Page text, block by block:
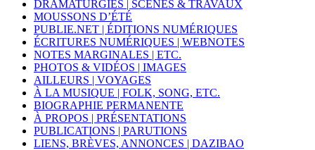
DRAMATURGIES | SCÈNES & TRAVAUX
MOUSSONS D’ÉTÉ
PUBLIE.NET | ÉDITIONS NUMÉRIQUES
ÉCRITURES NUMÉRIQUES | WEBNOTES
NOTES MARGINALES | ETC.
PHOTOS & VIDÉOS | IMAGES
AILLEURS | VOYAGES
À LA MUSIQUE | FOLK, SONG, ETC.
BIOGRAPHIE PERMANENTE
À PROPOS | PRÉSENTATIONS
PUBLICATIONS | PARUTIONS
LIENS, BRÈVES, ANNONCES | DAZIBAO